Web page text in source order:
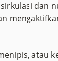
dan
atau